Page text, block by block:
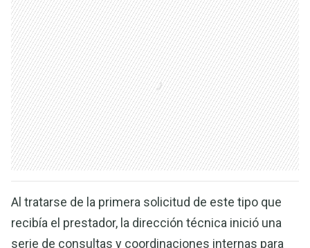
Al tratarse de la primera solicitud de este tipo que
recibía el prestador, la dirección técnica inició una
serie de consultas y coordinaciones internas para